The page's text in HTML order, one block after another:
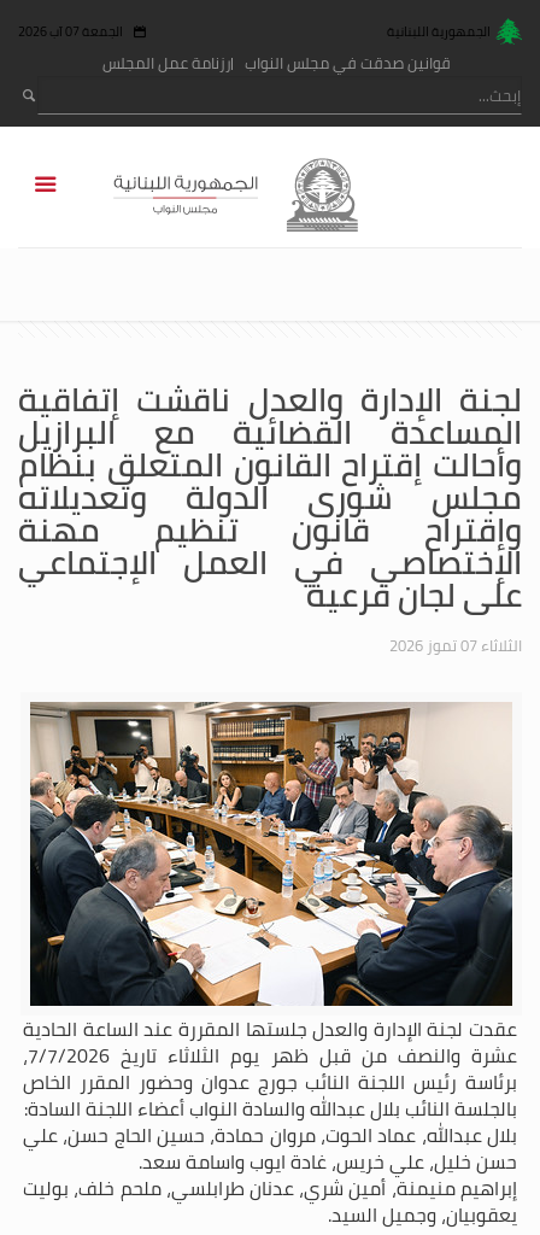
الجمهورية اللبنانية الجمعة 07 آب 2026
قوانين صدقت في مجلس النواب رزنامة عمل المجلس
لجنة الإدارة والعدل ناقشت إتفاقية
المساعدة القضائية مع البرازيل
وأحالت إقتراح القانون المتعلق بنظام
مجلس شورى الدولة وتعديلاته
وإقتراح قانون تنظيم مهنة
الإختصاصي في العمل الإجتماعي
على لجان فرعية
الثلاثاء 07 تموز 2026
عقدت لجنة الإدارة والعدل جلستها المقررة عند الساعة الحادية
عشرة والنصف من قبل ظهر يوم الثلاثاء تاريخ 7/7/2026،
برئاسة رئيس اللجنة النائب جورج عدوان وحضور المقرر الخاص
بالجلسة النائب بلال عبدالله والسادة النواب أعضاء اللجنة السادة:
بلال عبدالله، عماد الحوت، مروان حمادة، حسين الحاج حسن، علي
حسن خليل، علي خريس، غادة ايوب واسامة سعد.
إبراهيم منيمنة، أمين شري، عدنان طرابلسي، ملحم خلف، بوليت
يعقوبيان، وجميل السيد.